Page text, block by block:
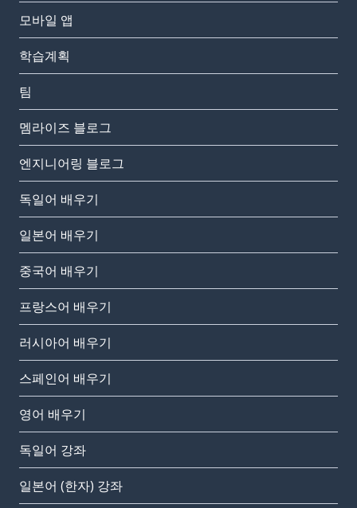
모바일 앱
학습계획
팀
멤라이즈 블로그
엔지니어링 블로그
독일어 배우기
일본어 배우기
중국어 배우기
프랑스어 배우기
러시아어 배우기
스페인어 배우기
영어 배우기
독일어 강좌
일본어 (한자) 강좌